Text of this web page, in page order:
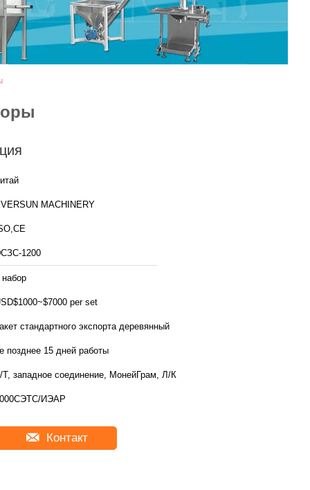
MACHINERY
1200
набор
per set
стандартного экспорта деревянный
позднее 15 дней работы
Т, западное соединение, МонейГрам, Л/К
ИЭАР
Контакт